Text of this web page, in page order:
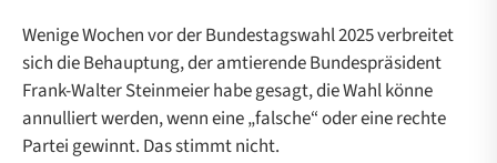
Wenige Wochen vor der Bundestagswahl 2025 verbreitet
sich die Behauptung, der amtierende Bundespräsident
Frank-Walter Steinmeier habe gesagt, die Wahl könne
annulliert werden, wenn eine „falsche“ oder eine rechte
Partei gewinnt. Das stimmt nicht.